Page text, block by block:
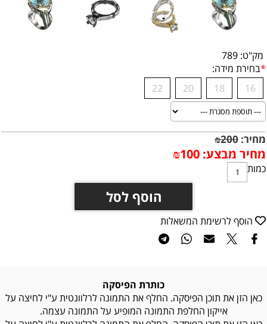
מק"ט: 789
*בחירת מידה:
16
18
20
22
מחיר: ₪200
מחיר מבצע: ₪100
כמות
הוסף לסל
הוסף לרשימת המשאלות
כותרת הפיסקה
כאן הזן את תוכן הפיסקה. החלף את התמונה לרלוונטית ע"י לחיצה על
אייקון החלפת התמונה המופיע על התמונה עצמה.